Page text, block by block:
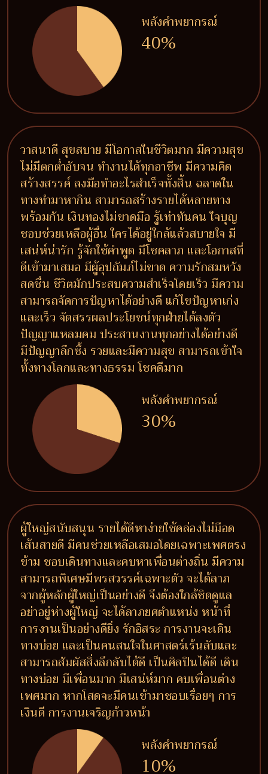
พลังคำพยากรณ์
40%
วาสนาดี สุขสบาย มีโอกาสในชีวิตมาก มีความสุข
ไม่มีตกต่ำอับจน ทำงานได้ทุกอาชีพ มีความคิด
สร้างสรรค์ ลงมือทำอะไรสำเร็จทั้งสิ้น ฉลาดใน
ทางทำมาหากิน สามารถสร้างรายได้หลายทาง
พร้อมกัน เงินทองไม่ขาดมือ รู้เท่าทันคน ใจบุญ
ชอบช่วยเหลือผู้อื่น ใครได้อยู่ใกล้แล้วสบายใจ มี
เสน่ห์น่ารัก รู้จักใช้คำพูด มีโชคลาภ และโอกาสที่
ดีเข้ามาเสมอ มีผู้อุปถัมภ์ไม่ขาด ความรักสมหวัง
สดชื่น ชีวิตมักประสบความสำเร็จโดยเร็ว มีความ
สามารถจัดการปัญหาได้อย่างดี แก้ไขปัญหาเก่ง
และเร็ว จัดสรรผลประโยชน์ทุกฝ่ายได้ลงตัว
ปัญญาแหลมคม ประสานงานทุกอย่างได้อย่างดี
มีปัญญาลึกซึ้ง รวยและมีความสุข สามารถเข้าใจ
ทั้งทางโลกและทางธรรม โชคดีมาก
พลังคำพยากรณ์
30%
ผู้ใหญ่สนับสนุน รายได้ดีหาง่ายใช้คล่องไม่มีอด
เส้นสายดี มีคนช่วยเหลือเสมอโดยเฉพาะเพศตรง
ข้าม ชอบเดินทางและคบหาเพื่อนต่างถิ่น มีความ
สามารถพิเศษมีพรสวรรค์เฉพาะตัว จะได้ลาภ
จากผู้หลักผู้ใหญ่เป็นอย่างดี จึงต้องใกล้ชิดดูแล
อย่าอยู่ห่างผู้ใหญ่ จะได้ลาภยศตำแหน่ง หน้าที่
การงานเป็นอย่างดียิ่ง รักอิสระ การงานจะเดิน
ทางบ่อย และเป็นคนสนใจในศาสตร์เร้นลับและ
สามารถสัมผัสสิ่งลึกลับได้ดี เป็นศิลปินได้ดี เดิน
ทางบ่อย มีเพื่อนมาก มีเสน่ห์มาก คบเพื่อนต่าง
เพศมาก หากโสดจะมีคนเข้ามาชอบเรื่อยๆ การ
เงินดี การงานเจริญก้าวหน้า
พลังคำพยากรณ์
10%